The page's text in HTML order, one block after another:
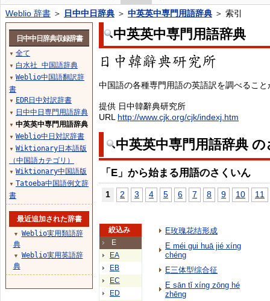
Weblio 辞書 ＞ 日中中日辞典 ＞ 中英英中専門用語辞典 ＞ 索引
中英英中専門用語辞典
中国語の各種専門用語の英語訳を調べるこ
提供 日中韓辭典研究所
URL http://www.cjk.org/cjk/indexj.htm
中英英中専門用語辞典
「E」から始まる用語のさくいん
1 2 3 4 5 6 7 8 9 10 11
絞込み
E
EA
EB
EC
ED
E玫瑰花结形成
E méi gui huā jié xíng
chéng
E三体型综合征
E sān tǐ xíng zōng hé
zhēng
日中中日辞典収録辞書
▼ 全て
▼ 白水社 中国語辞典
▼ Weblio中国語翻訳辞
書
▼ EDR日中対訳辞書
▼ 日中中日専門用語辞典
▼ 中英英中専門用語辞典
▼ Weblio中日対訳辞書
▼ Wiktionary日本語版
（中国語カテゴリ）
▼ Wiktionary中国語版
▼ Tatoeba中国語例文辞
書
最近追加された辞書
▼
Weblio実用類語辞
典
▼
Weblio実用英語辞
典